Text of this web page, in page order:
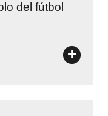
del fútbol
+